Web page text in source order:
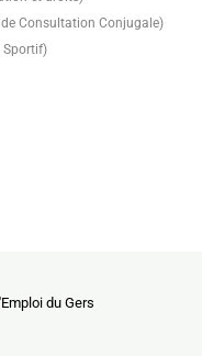
Consultation Conjugale)
Sportif)
du Gers